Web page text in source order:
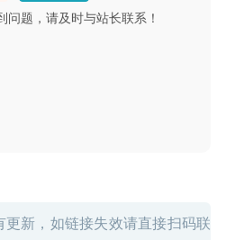
问题，请及时与站长联系！
新，如链接失效请直接扫码联
平台快速运行Windows软件